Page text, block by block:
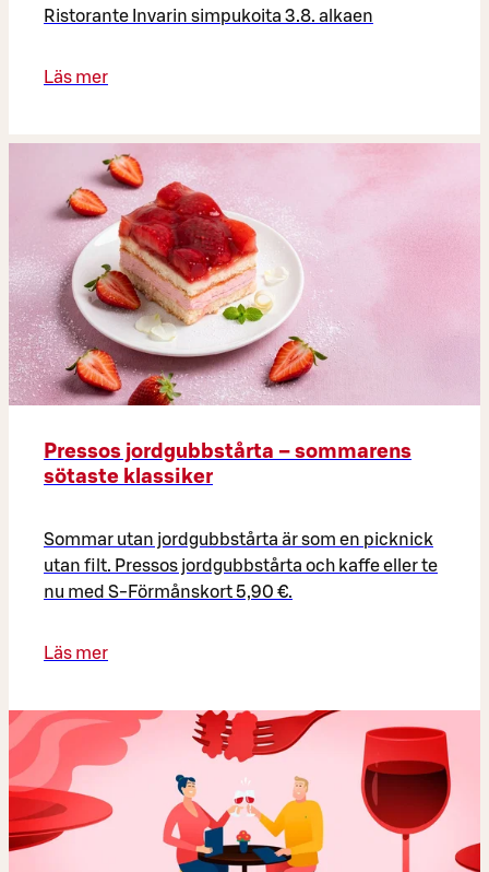
Ristorante Invarin simpukoita 3.8. alkaen
Läs mer
Pressos jordgubbstårta – sommarens
sötaste klassiker
Sommar utan jordgubbstårta är som en picknick
utan filt. Pressos jordgubbstårta och kaffe eller te
nu med S-Förmånskort 5,90 €.
Läs mer